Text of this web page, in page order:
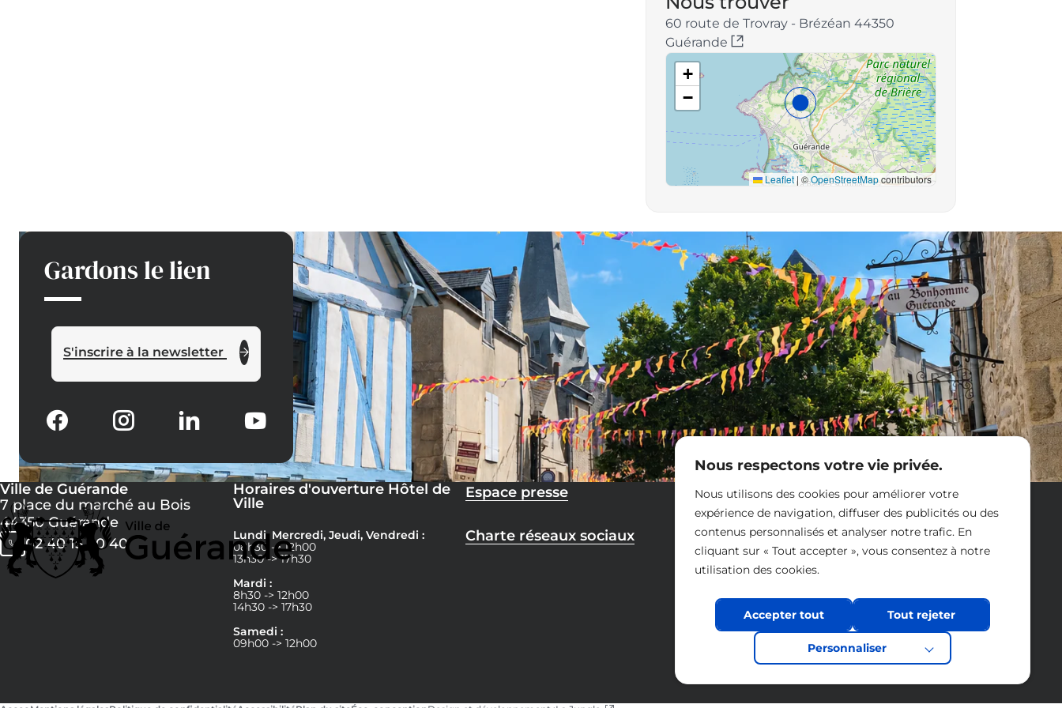
Nous respectons votre vie privée.
Nous utilisons des cookies pour améliorer votre
expérience de navigation, diffuser des publicités ou des
contenus personnalisés et analyser notre trafic. En
cliquant sur « Tout accepter », vous consentez à notre
utilisation des cookies.
Personnaliser
Tout rejeter
Accepter tout
60 route de Trovray - Brézéan 44350
Guérande
+
−
Leaflet | ©OpenStreetMapcontributors
Gardons le lien
S'inscrire à la newsletter
Ville de Guérande
7 place du marché au Bois
44350 Guérande
02 40 15 60 40
Horaires d'ouverture Hôtel de
Ville
Lundi, Mercredi, Jeudi, Vendredi :
08h30 -> 12h00
13h30 -> 17h30
Mardi :
8h30 -> 12h00
14h30 -> 17h30
Samedi :
09h00 -> 12h00
Espace presse
Charte réseaux sociaux
Nous contacter